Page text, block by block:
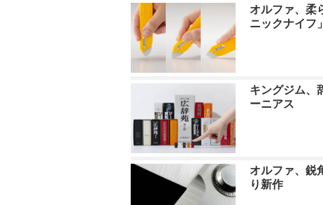
オルファ、柔
ニックナイフ」
キングジム、
ーニアス
オルファ、鋭
り新作